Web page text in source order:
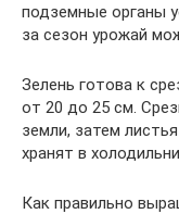
подземные органы
за сезон урожай
Зелень готова к
от 20 до 25 см.
земли, затем
хранят в
Как правильно